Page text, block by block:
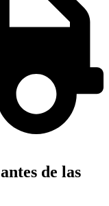
de las